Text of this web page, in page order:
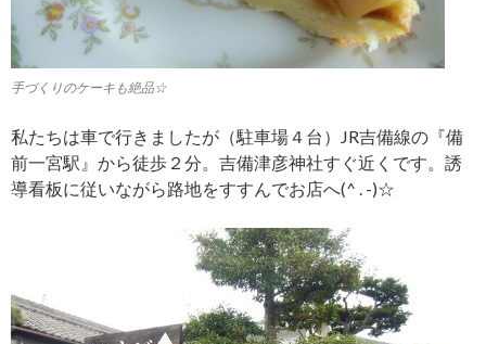
手づくりのケーキも絶品☆
私たちは車で行きましたが（駐車場４台）JR吉備線の『備
前一宮駅』から徒歩２分。吉備津彦神社すぐ近くです。誘
導看板に従いながら路地をすすんでお店へ(^ . -)☆